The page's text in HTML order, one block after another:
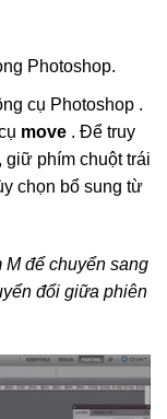
Photoshop.
cụ Photoshop .
move. Để truy
giữ phím chuột trái
chọn bổ sung từ
để chuyển sang
đổi giữa phiên